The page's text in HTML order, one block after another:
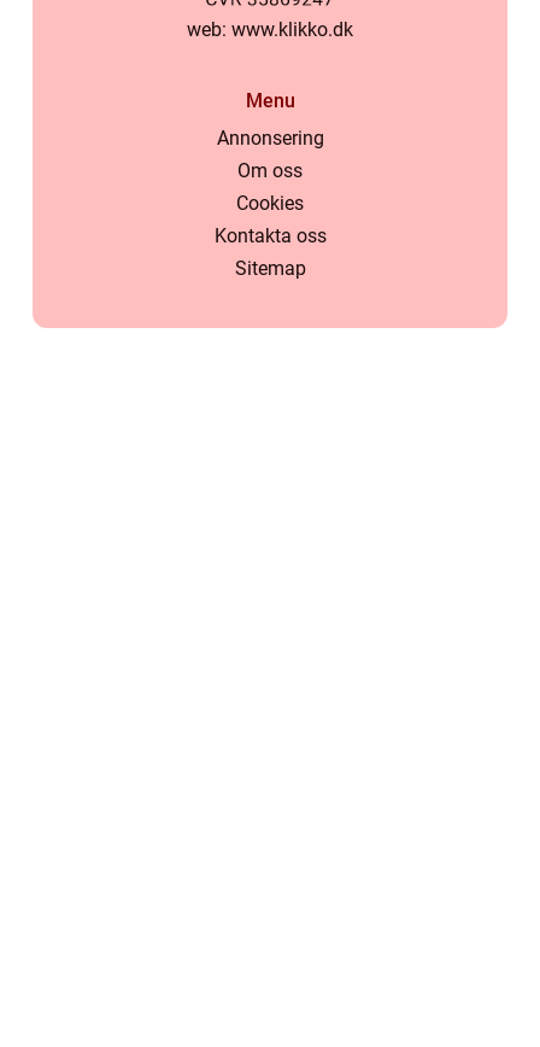
web: www.klikko.dk
Menu
Annonsering
Om oss
Cookies
Kontakta oss
Sitemap